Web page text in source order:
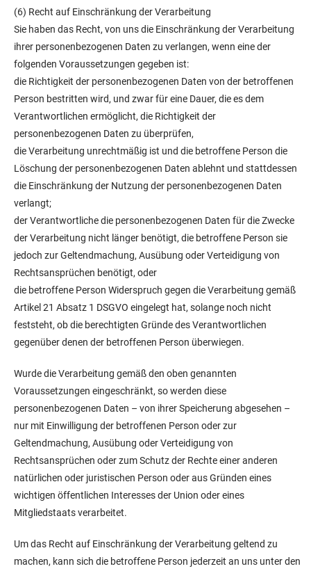
(6) Recht auf Einschränkung der Verarbeitung
Sie haben das Recht, von uns die Einschränkung der Verarbeitung
ihrer personenbezogenen Daten zu verlangen, wenn eine der
folgenden Voraussetzungen gegeben ist:
die Richtigkeit der personenbezogenen Daten von der betroffenen
Person bestritten wird, und zwar für eine Dauer, die es dem
Verantwortlichen ermöglicht, die Richtigkeit der
personenbezogenen Daten zu überprüfen,
die Verarbeitung unrechtmäßig ist und die betroffene Person die
Löschung der personenbezogenen Daten ablehnt und stattdessen
die Einschränkung der Nutzung der personenbezogenen Daten
verlangt;
der Verantwortliche die personenbezogenen Daten für die Zwecke
der Verarbeitung nicht länger benötigt, die betroffene Person sie
jedoch zur Geltendmachung, Ausübung oder Verteidigung von
Rechtsansprüchen benötigt, oder
die betroffene Person Widerspruch gegen die Verarbeitung gemäß
Artikel 21 Absatz 1 DSGVO eingelegt hat, solange noch nicht
feststeht, ob die berechtigten Gründe des Verantwortlichen
gegenüber denen der betroffenen Person überwiegen.
Wurde die Verarbeitung gemäß den oben genannten
Voraussetzungen eingeschränkt, so werden diese
personenbezogenen Daten – von ihrer Speicherung abgesehen –
nur mit Einwilligung der betroffenen Person oder zur
Geltendmachung, Ausübung oder Verteidigung von
Rechtsansprüchen oder zum Schutz der Rechte einer anderen
natürlichen oder juristischen Person oder aus Gründen eines
wichtigen öffentlichen Interesses der Union oder eines
Mitgliedstaats verarbeitet.
Um das Recht auf Einschränkung der Verarbeitung geltend zu
machen, kann sich die betroffene Person jederzeit an uns unter den